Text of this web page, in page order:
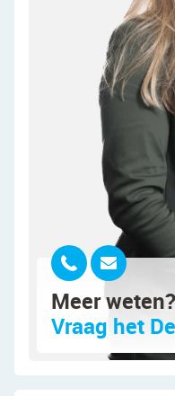
Via de kleine,
overdekte voordeur
binnenkomst word
afgewerkte
tot de meterkast,
zwevend toilet en
en de woonkamer.
In de ruime
grote raam aan de
tuindeuren aan de
een prettige
toegang tot een
Aan de voorzijde
open keuken. Deze
hoekopstelling en
Meer weten?
Vraag het